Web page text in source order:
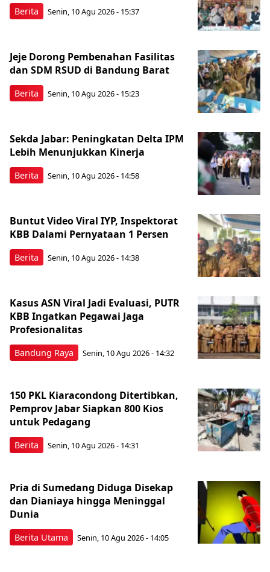
Berita Senin, 10 Agu 2026 - 15:37
Berita
Jeje Dorong Pembenahan Fasilitas
dan SDM RSUD di Bandung Barat
Senin, 10 Agu 2026 - 15:23
Berita
Sekda Jabar: Peningkatan Delta IPM
Lebih Menunjukkan Kinerja
Senin, 10 Agu 2026 - 14:58
Berita
Buntut Video Viral IYP, Inspektorat
KBB Dalami Pernyataan 1 Persen
Senin, 10 Agu 2026 - 14:38
Bandung Raya
Kasus ASN Viral Jadi Evaluasi, PUTR
KBB Ingatkan Pegawai Jaga
Profesionalitas
Senin, 10 Agu 2026 - 14:32
Berita
150 PKL Kiaracondong Ditertibkan,
Pemprov Jabar Siapkan 800 Kios
untuk Pedagang
Senin, 10 Agu 2026 - 14:31
Berita Utama
Pria di Sumedang Diduga Disekap
dan Dianiaya hingga Meninggal
Dunia
Senin, 10 Agu 2026 - 14:05